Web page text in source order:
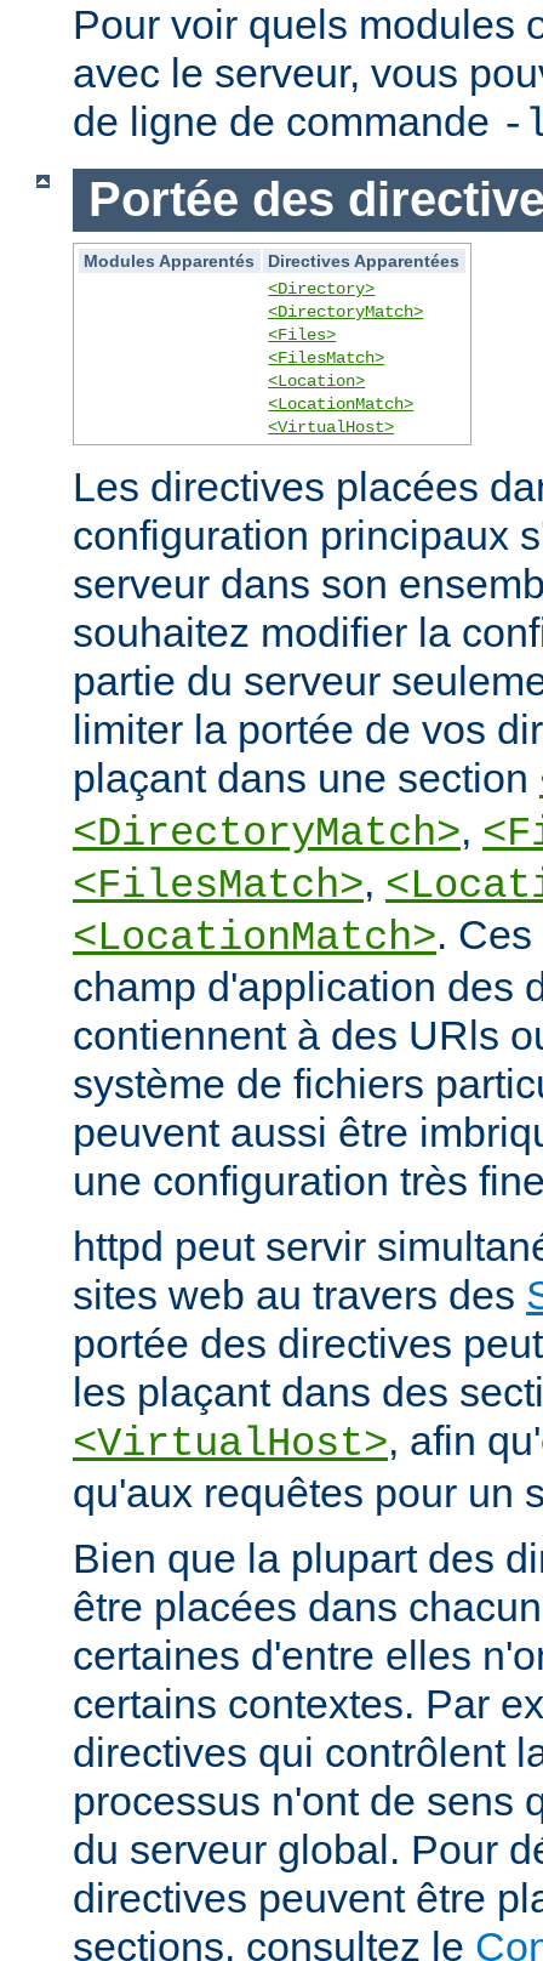
Pour voir quels modules
avec le serveur, vous
de ligne de commande -
Portée des
Modules Apparentés
Directives Apparentées
<Directory>
<DirectoryMatch>
<Files>
<FilesMatch>
<Location>
<LocationMatch>
<VirtualHost>
Les directives placées
configuration principaux
serveur dans son
souhaitez modifier la
partie du serveur
limiter la portée de vos
plaçant dans une section
<DirectoryMatch>,
<FilesMatch>,
<LocationMatch>.
champ d'application des
contiennent à des URls
système de fichiers
peuvent aussi être
une configuration très
httpd peut servir
sites web au travers des
portée des directives
les plaçant dans des
<VirtualHost>, afin
qu'aux requêtes pour un
Bien que la plupart des
être placées dans
certaines d'entre elles
certains contextes. Par
directives qui contrôlent
processus n'ont de sens
du serveur global. Pour
directives peuvent être
sections, consultez le